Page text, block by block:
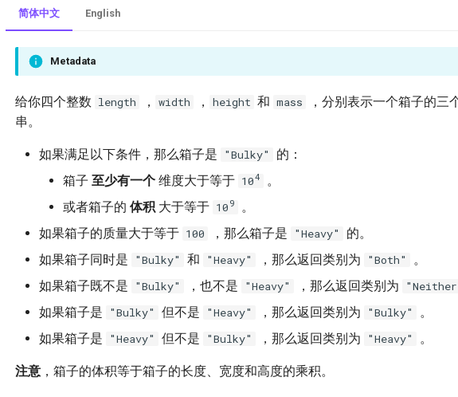
简体中文 English
Metadata
给你四个整数 length ， width ， height 和 mass ，分别表示一个箱子的三
串。
如果满足以下条件，那么箱子是 "Bulky"
的：
箱子 至少有一个 维度大于等于 104
。
或者箱子的 体积 大于等于 10 9
。
如果箱子的质量大于等于 100 ，那么箱子是 "Heavy"
的。
如果箱子同时是
"Bulky" 和 "Heavy" ，那么返回类别为 "Both"
。
如果箱子既不是
"Bulky" ，也不是 "Heavy" ，那么返回类别为
如果箱子是
"Bulky" 但不是 "Heavy" ，那么返回类别为 "Bulky"
。
如果箱子是
"Heavy" 但不是 "Bulky" ，那么返回类别为 "Heavy" 。
注意 ，箱子的体积等于箱子的长度、宽度和高度的乘积。